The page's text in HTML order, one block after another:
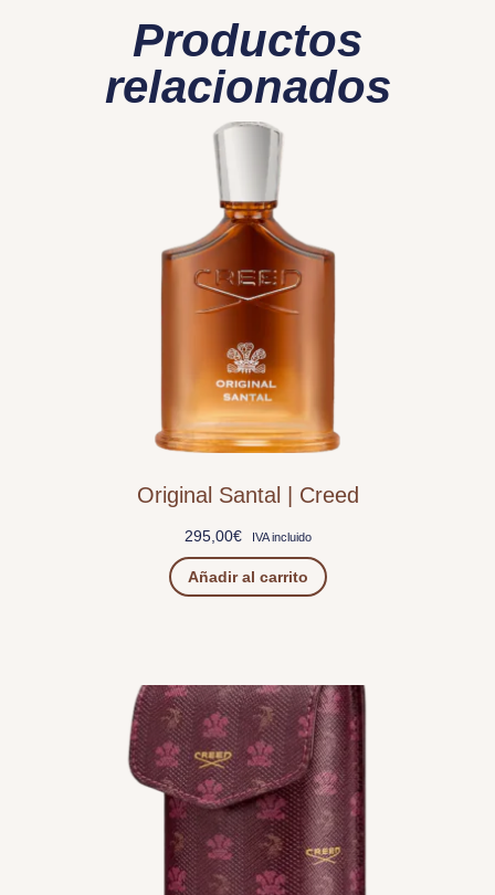
Productos
relacionados
Original Santal | Creed
295,00€ IVA incluido
Añadir al carrito